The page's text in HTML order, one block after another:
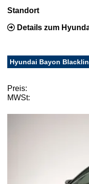
Standort
Details zum
Hyundai Bayon
Preis:
MWSt: